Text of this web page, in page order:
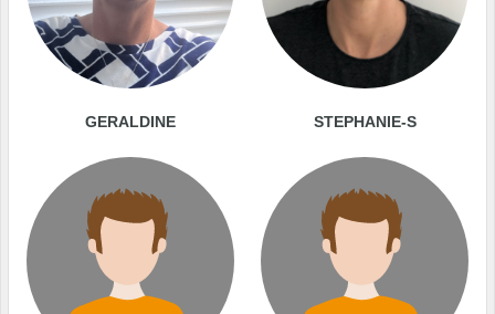
GERALDINE STEPHANIE-S